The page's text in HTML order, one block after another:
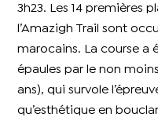
3h23. Les 14 premières
l’Amazigh Trail sont
marocains. La course a
épaules par le non
ans), qui survole
qu’esthétique en